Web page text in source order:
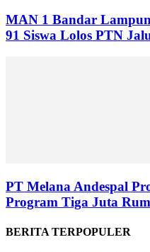
MAN 1 Bandar
91 Siswa Lolos PTN
PT Melana Andespal
Program Tiga Juta
BERITA TERPOPULER